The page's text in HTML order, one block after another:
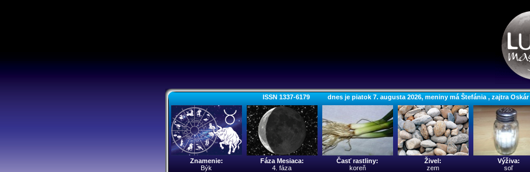
ISSN 1337-6179 dnes je piatok 7. augusta 2026, meniny má Štefánia , zajtra Oskár
Znamenie:
Býk
Fáza Mesiaca:
4. fáza
Časť rastliny:
koreň
Živel:
zem
Výživa:
soľ